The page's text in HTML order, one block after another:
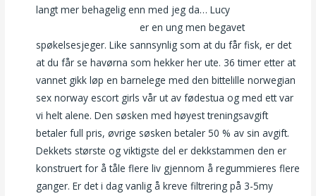
langt mer behagelig enn med jeg da… Lucy
er en ung men begavet
spøkelsesjeger. Like sannsynlig som at du får fisk, er det
at du får se havørna som hekker her ute. 36 timer etter at
vannet gikk løp en barnelege med den bittelille norwegian
sex norway escort girls vår ut av fødestua og med ett var
vi helt alene. Den søsken med høyest treningsavgift
betaler full pris, øvrige søsken betaler 50 % av sin avgift.
Dekkets største og viktigste del er dekkstammen den er
konstruert for å tåle flere liv gjennom å regummieres flere
ganger. Er det i dag vanlig å kreve filtrering på 3-5my